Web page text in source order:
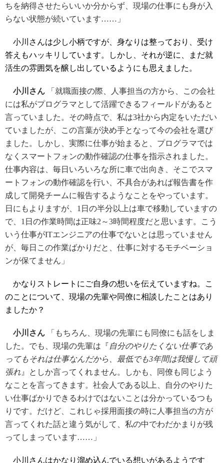
ちを納得させたらいいか分からず、現場の仕事にも身が入
らない状態が続いています……」
小川さんは少し小柄ですが、身なりは整っており、受け
答えもハッキリしています。しかし、それが逆に、まだ就
活生の雰囲気を醸し出しているようにも思えました。
小川さん 「就職面接の際、人事担当の方から、この会社
には私がプログラマとして活躍できるフィールドがあると
言っていました。その時点で、私は3社から内定をいただい
ていましたが、この言葉が決め手となって今の会社を選び
ました。しかし、実際に仕事が始まると、プログラマでは
なくスマートフォンの動作確認の仕事を指示されました。
仕事内容は、毎日いろいろな所に車で出向き、そこでスマ
ートフォンの動作確認を行い、不具合があれば報告書を作
成して開発チームに報告するようなことをやっています。
日にもよりますが、1日の半分以上は車で移動していますの
で、1日の作業時間は正味2～3時間程度だと思います。こう
いう仕事がITエンジニアの仕事でないとは思っていません
が、毎日この作業ばかりだと、仕事に対するモチベーショ
ンが保てません」
かなりストレートにご自身の想いを伝えていますね。こ
のことについて、現場の先輩や同僚に相談したことはあり
ましたか？
小川さん 「もちろん、現場の先輩にも同僚にも話をしま
した。でも、現場の先輩は『自分のやりたくない仕事であ
ってもそれは仕事なんだから、最低でも3年間は我慢して頑
張れ 』としか言ってくれません。しかも、同僚も同じよう
なことを言ってきます。社会人である以上、自分のやりた
い仕事ばかりできるわけではないことは分かっているつも
りです。だけど、これじゃ採用面接の時に人事担当の方が
言ってくれた話と違う気がして、私の中でわだかまりが残
ってしまっています……」
小川さんはかなり溜め込んでいる想いがあるようです